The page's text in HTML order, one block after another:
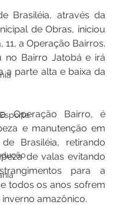
Brasiléia, através da
de Obras, iniciou
11, a Operação Bairros.
no Bairro Jatobá e irá
a parte alta e baixa da
Operação Bairro, é
e manutenção em
Brasiléia, retirando
de valas evitando
para a
todos os anos sofrem
amazônico.